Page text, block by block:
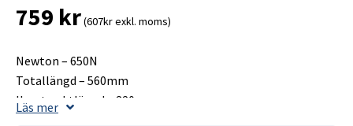
759 kr(607kr exkl. moms)
Newton – 650N
Totallängd – 560mm
Ihoptrycktlängd – 320mm
Läs mer